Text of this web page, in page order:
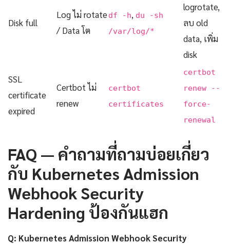
Disk full
Log ไม่ rotate
/ Data โต
df -h, du -sh
/var/log/*
logrotate,
ลบ old
data, เพิ่ม
disk
SSL
certificate
expired
Certbot ไม่
renew
certbot
certificates
certbot
renew --
force-
renewal
FAQ — คำถามที่ถามบ่อยเกี่ยว
กับ Kubernetes Admission
Webhook Security
Hardening ป้องกันแฮก
Q: Kubernetes Admission Webhook Security